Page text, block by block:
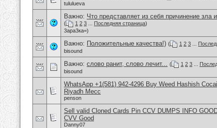
tululueva
Важно: Что представляет из себя причинение зла
( 1 2 3 Последняя страница)
3ара3ка=)
Важно: Положительные качества!) ( 1 2 3
bisound
Важно: слово ранит, слово лечит... ( 1 2 3
bisound
WhatsApp +1(581) 942-4296 Buy Weed Hashish
Riyadh Mecc
penson
Sell valid Cloned Cards Pin CCV DUMPS INFO
CVV Good
Danny07